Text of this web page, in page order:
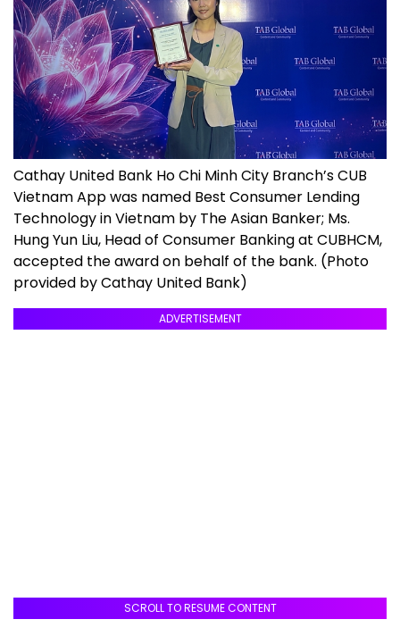
Cathay United Bank Ho Chi Minh City Branch’s CUB
Vietnam App was named Best Consumer Lending
Technology in Vietnam by The Asian Banker; Ms.
Hung Yun Liu, Head of Consumer Banking at CUBHCM,
accepted the award on behalf of the bank. (Photo
provided by Cathay United Bank)
ADVERTISEMENT
SCROLL TO RESUME CONTENT